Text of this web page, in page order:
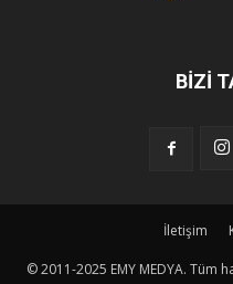
BİZİ
İletişim
© 2011-2025 EMY MEDYA. Tüm